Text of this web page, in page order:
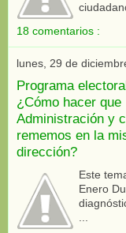
18 comentarios :
lunes, 29 de
Programa
¿Cómo hacer que
Administración y
rememos en la
dirección?
Este
Enero